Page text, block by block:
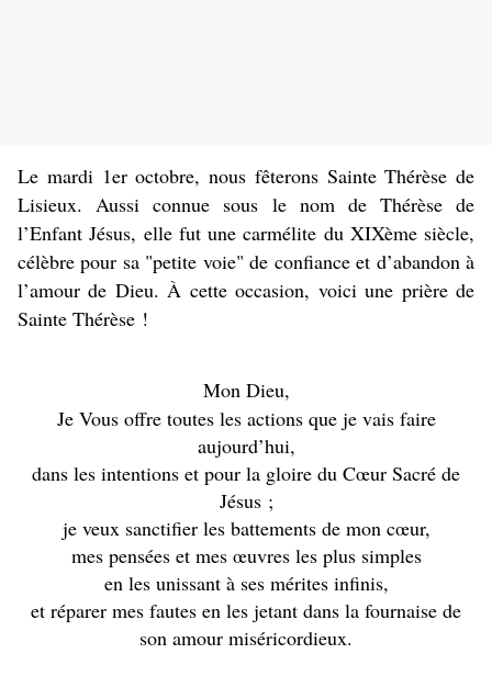
Le mardi 1er octobre, nous fêterons Sainte Thérèse de
Lisieux. Aussi connue sous le nom de Thérèse de
l’Enfant Jésus, elle fut une carmélite du XIXème siècle,
célèbre pour sa "petite voie" de confiance et d’abandon à
l’amour de Dieu. À cette occasion, voici une prière de
Sainte Thérèse !
Mon Dieu,
Je Vous offre toutes les actions que je vais faire
aujourd’hui,
dans les intentions et pour la gloire du Cœur Sacré de
Jésus ;
je veux sanctifier les battements de mon cœur,
mes pensées et mes œuvres les plus simples
en les unissant à ses mérites infinis,
et réparer mes fautes en les jetant dans la fournaise de
son amour miséricordieux.